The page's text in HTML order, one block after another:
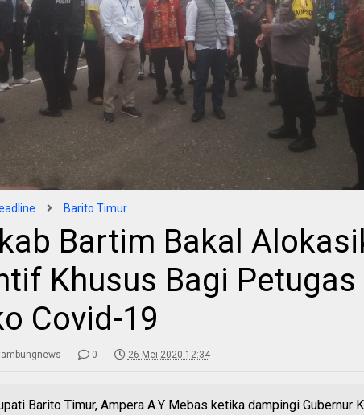
Barito Timur
Bartim Bakal
Khusus Bagi Petugas
Covid-19
0 26 Mei 2020 12:34
Barito Timur, Ampera A.Y Mebas ketika dampingi Gubernur